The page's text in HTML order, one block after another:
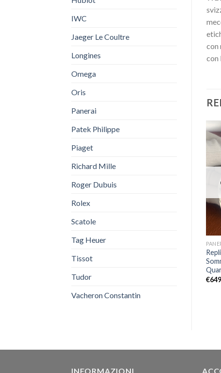
IWC
Jaeger Le Coultre
Longines
Omega
Oris
Panerai
Patek Philippe
Piaget
Richard Mille
Roger Dubuis
Rolex
Scatole
Tag Heuer
Tissot
Tudor
Vacheron Constantin
con
con
€
Fifty Fathoms 5015-12B30-
INFORMAZIONI